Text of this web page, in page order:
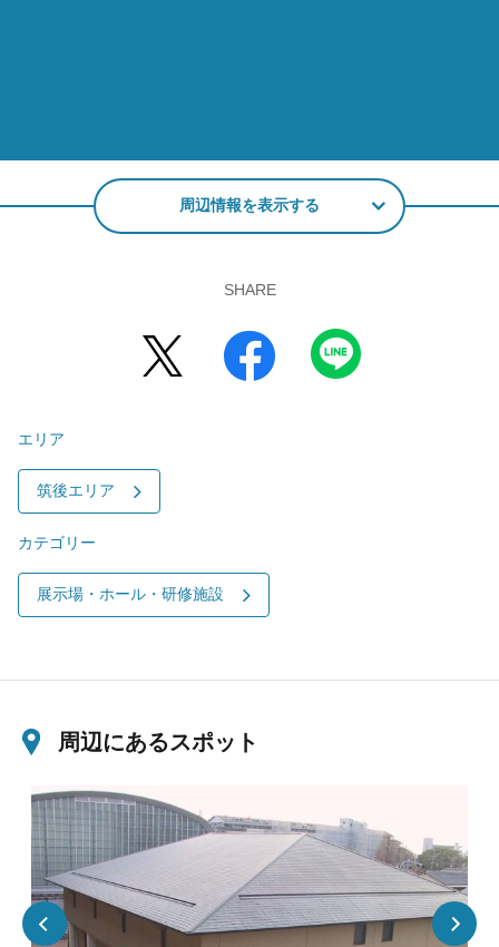
周辺情報を表示する
SHARE
エリア
筑後エリア
カテゴリー
展示場・ホール・研修施設
周辺にあるスポット